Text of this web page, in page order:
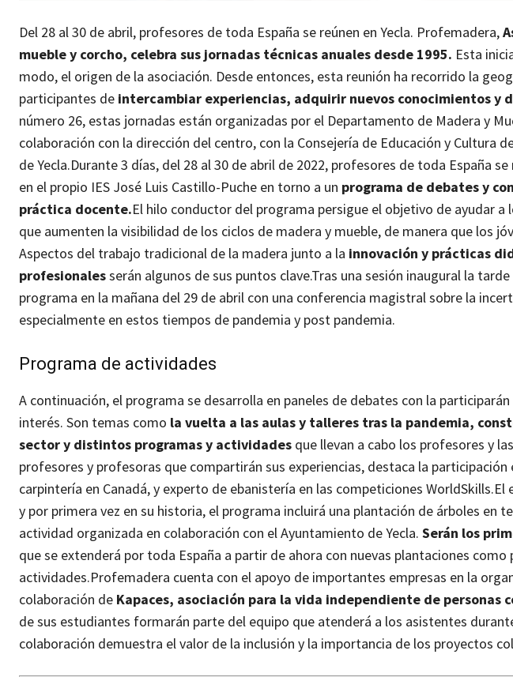
Del 28 al 30 de abril, profesores de toda España se reúnen en Yecla. Profemadera,
mueble y corcho, celebra sus jornadas técnicas anuales desde 1995. Esta
modo, el origen de la asociación. Desde entonces, esta reunión ha recorrido la
participantes de intercambiar experiencias, adquirir nuevos conocimientos y
número 26, estas jornadas están organizadas por el Departamento de Madera y
colaboración con la dirección del centro, con la Consejería de Educación y Cultura
de Yecla.Durante 3 días, del 28 al 30 de abril de 2022, profesores de toda España
en el propio IES José Luis Castillo-Puche en torno a un programa de debates y
práctica docente.El hilo conductor del programa persigue el objetivo de ayudar
que aumenten la visibilidad de los ciclos de madera y mueble, de manera que los
Aspectos del trabajo tradicional de la madera junto a la innovación y prácticas
profesionalesserán algunos de sus puntos clave.Tras una sesión inaugural la
programa en la mañana del 29 de abril con una conferencia magistral sobre la
especialmente en estos tiempos de pandemia y post pandemia.
Programa de actividades
A continuación, el programa se desarrolla en paneles de debates con la
interés. Son temas como la vuelta a las aulas y talleres tras la pandemia,
sector y distintos programas y actividades que llevan a cabo los profesores y
profesores y profesoras que compartirán sus experiencias, destaca la
carpintería en Canadá, y experto de ebanistería en las competiciones WorldSkills.El
y por primera vez en su historia, el programa incluirá una plantación de árboles en
actividad organizada en colaboración con el Ayuntamiento de Yecla. Serán los
que se extenderá por toda España a partir de ahora con nuevas plantaciones
actividades.Profemadera cuenta con el apoyo de importantes empresas en la
colaboración de Kapaces, asociación para la vida independiente de personas
de sus estudiantes formarán parte del equipo que atenderá a los asistentes
colaboración demuestra el valor de la inclusión y la importancia de los proyectos